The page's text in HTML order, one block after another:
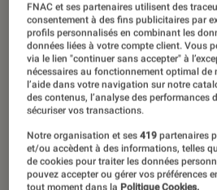
FNAC et ses partenaires utilisent des
consentement à des fins publicitaires par
profils personnalisés en combinant les
données liées à votre compte client. Vous
via le lien "continuer sans accepter" à
nécessaires au fonctionnement optimal de
l’aide dans votre navigation sur notre
des contenus, l’analyse des performances
sécuriser vos transactions.
Notre organisation et ses419 partenaires
et/ou accèdent à des informations, telles
de cookies pour traiter les données
pouvez accepter ou gérer vos préférences
tout moment dans la Politique Cookies.